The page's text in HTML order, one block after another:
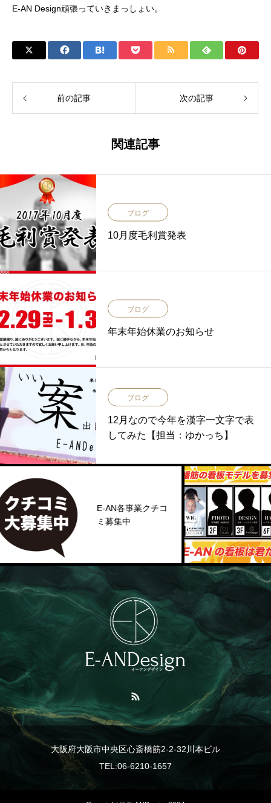
E-AN Design頑張っていきまっしょい。
前の記事 次の記事
関連記事
ブログ
10月度毛利賞発表
ブログ
年末年始休業のお知らせ
ブログ
12月なので今年を漢字一文字で表
してみた【担当：ゆかっち】
E-AN各事業クチコ
ミ募集中
大阪府大阪市中央区心斎橋筋2-2-32川本ビル
TEL:06-6210-1657